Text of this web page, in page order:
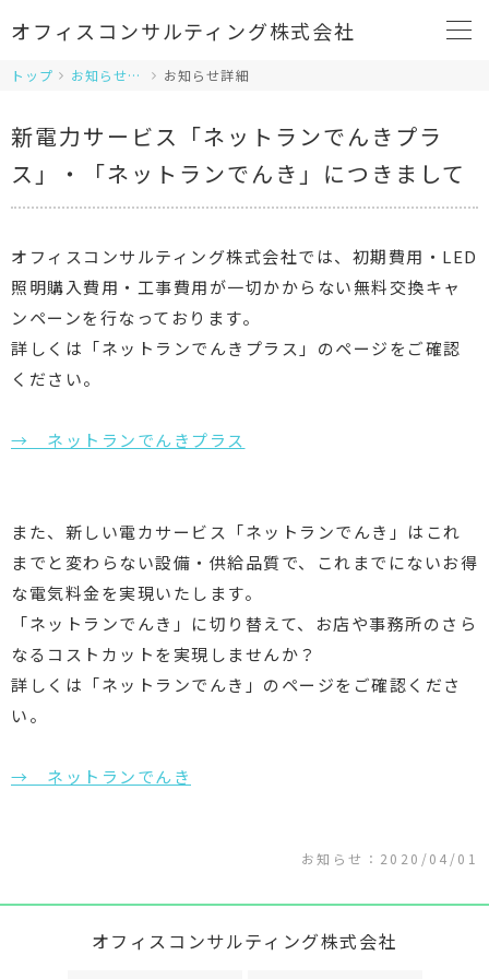
オフィスコンサルティング株式会社
トップ お知らせ一覧 お知らせ詳細
新電力サービス「ネットランでんきプラ
ス」・「ネットランでんき」につきまして
オフィスコンサルティング株式会社では、初期費用・LED
照明購入費用・工事費用が一切かからない無料交換キャ
ンペーンを行なっております。
詳しくは「ネットランでんきプラス」のページをご確認
ください。
→ ネットランでんきプラス
また、新しい電カサービス「ネットランでんき」はこれ
までと変わらない設備・供給品質で、これまでにないお得
な電気料金を実現いたします。
「ネットランでんき」に切り替えて、お店や事務所のさら
なるコストカットを実現しませんか？
詳しくは「ネットランでんき」のページをご確認くださ
い。
→ ネットランでんき
お知らせ：2020/04/01
オフィスコンサルティング株式会社